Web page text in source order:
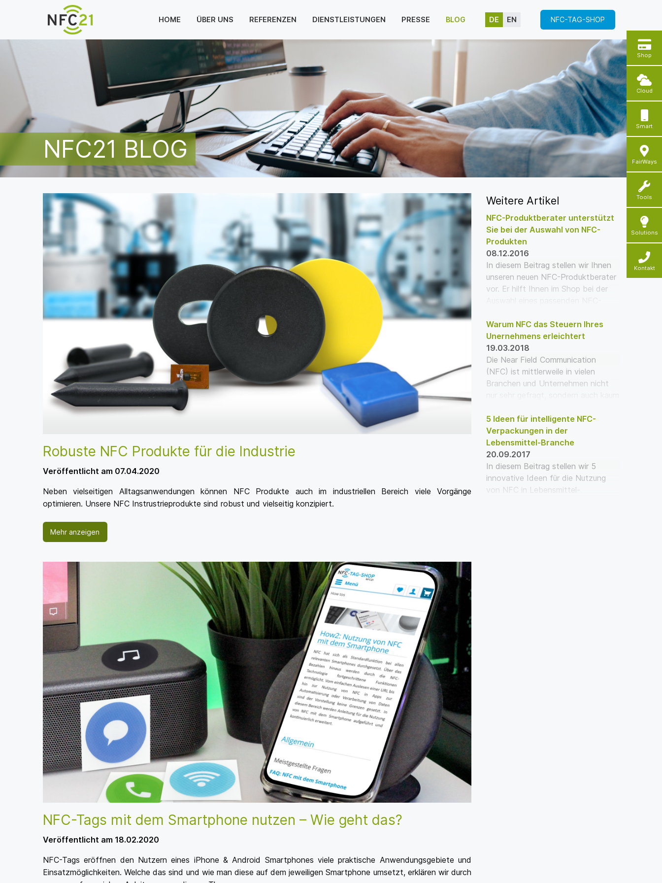
HOME ÜBER UNS REFERENZEN DIENSTLEISTUNGEN PRESSE BLOG DE EN NFC-TAG-SHOP
NFC21 BLOG
Robuste NFC Produkte für die Industrie
Veröffentlicht am 07.04.2020
Neben vielseitigen Alltagsanwendungen können NFC Produkte auch im industriellen Bereich viele Vorgänge
optimieren. Unsere NFC Instrustrieprodukte sind robust und vielseitig konzipiert.
Mehr anzeigen
NFC-Tags mit dem Smartphone nutzen – Wie geht das?
Veröffentlicht am 18.02.2020
NFC-Tags eröffnen den Nutzern eines iPhone & Android Smartphones viele praktische Anwendungsgebiete und
Einsatzmöglichkeiten. Welche das sind und wie man diese auf dem jeweiligen Smartphone umsetzt, erklären wir durch
Weitere Artikel
NFC-Produktberater unterstützt
Sie bei der Auswahl von NFC-
Produkten
08.12.2016
In diesem Beitrag stellen wir Ihnen
unseren neuen NFC-Produktberater
vor. Er hilft Ihnen im Shop bei der
Warum NFC das Steuern Ihres
Unernehmens erleichtert
19.03.2018
Die Near Field Communication
(NFC) ist mittlerweile in vielen
Branchen und Unternehmen nicht
5 Ideen für intelligente NFC-
Verpackungen in der
Lebensmittel-Branche
20.09.2017
In diesem Beitrag stellen wir 5
innovative Ideen für die Nutzung
von NFC in Lebensmittel-
Shop
Cloud
Smart
FairWays
Tools
Solutions
Kontakt